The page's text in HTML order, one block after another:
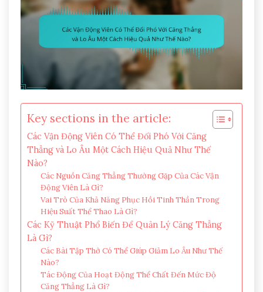
Key sections in the article:
Các Vận Động Viên Có Thể Đối Phó Với Căng
Thẳng và Lo Âu Một Cách Hiệu Quả Như Thế
Nào?
Các Nguồn Căng Thẳng Thường Gặp Của Các Vận
Động Viên Là Gì?
Vai Trò Của Khả Năng Phục Hồi Tinh Thần Trong
Hiệu Suất Thể Thao Là Gì?
Các Kỹ Thuật Phổ Biến Để Quản Lý Căng Thẳng
Là Gì?
Các Bài Tập Thở Có Thể Giúp Giảm Lo Âu Như Thế
Nào?
Tác Động Của Hoạt Động Thể Chất Đến Mức Độ
Căng Thẳng Là Gì?